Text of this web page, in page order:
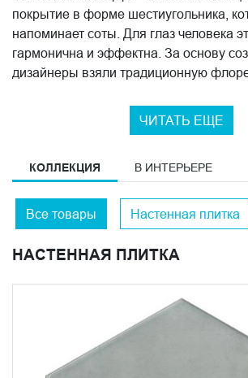
покрытие в форме шестиугольника,
напоминает соты. Для глаз человека
гармонична и эффектна. За основу
дизайнеры взяли традиционную
На производстве технологи наносят
керамическую поверхность с
оборудования. Так как керамика
поверхностью, создается
коллекции выпущены декоративные
изображением сочных лимонов.
природным оттенкам керамики
MARAZZI вы сможете погрузиться в
атмосферу. Такой средиземноморский
подойдет для кухни, ванной или
ЧИТАТЬ ЕЩЕ
КОЛЛЕКЦИЯ В ИНТЕРЬЕРЕ
Все товары Настенная плитка
НАСТЕННАЯ ПЛИТКА